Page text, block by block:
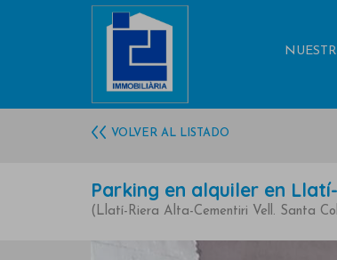
VOLVER AL LISTADO
Parking en alquiler en
(Llatí-Riera Alta-Cementiri Vell. Santa